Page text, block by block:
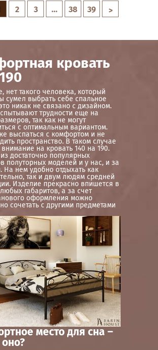
2 3 ... 38 39 >
кровать
нет такого человека, который
сумел выбрать себе спальное
никак не связано с дизайном.
трудности еще на
так как не могут
с оптимальным вариантом.
выспаться с комфортом и не
пространство. В таком случае
на кровать 140 на 190.
достаточно популярных
полуторных моделей и у нас, и за
На нем удобно отдыхать как
так и двум людям средней
Изделие прекрасно впишется в
габаритов, а за счет
оформления можно
сочетать с другими предметами
место для сна –